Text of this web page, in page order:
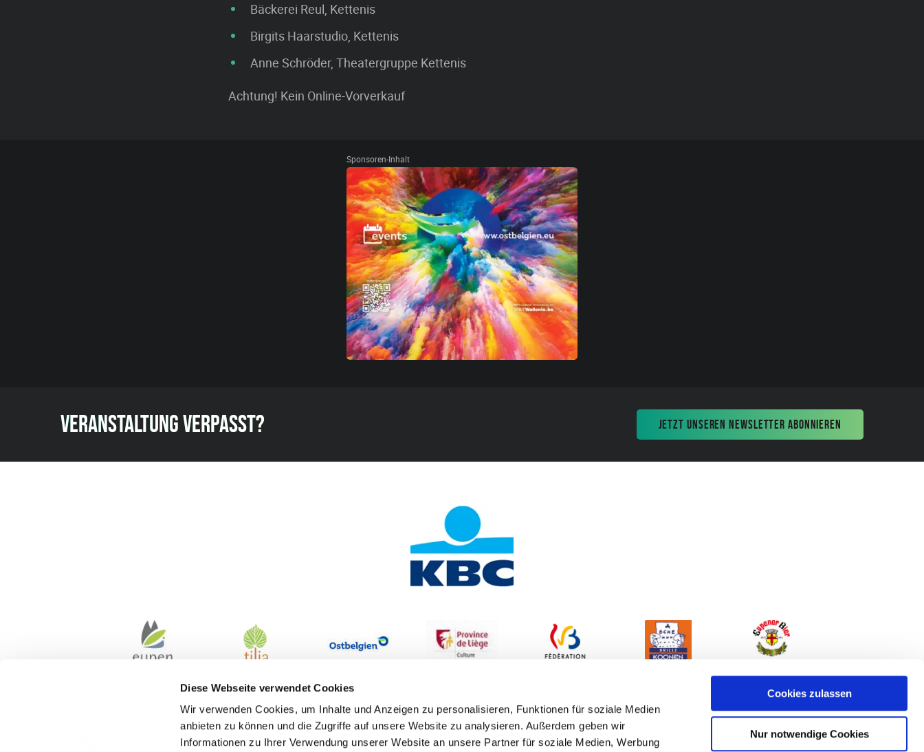
Diese Webseite verwendet Cookies
Wir verwenden Cookies, um Inhalte und Anzeigen zu personalisieren, Funktionen für soziale Medien
anbieten zu können und die Zugriffe auf unsere Website zu analysieren. Außerdem geben wir
Informationen zu Ihrer Verwendung unserer Website an unsere Partner für soziale Medien, Werbung
Cookies zulassen
Nur notwendige Cookies
Bäckerei Reul, Kettenis
Birgits Haarstudio, Kettenis
Anne Schröder, Theatergruppe Kettenis
Achtung! Kein Online-Vorverkauf
Sponsoren-Inhalt
VERANSTALTUNG VERPASST? JETZT UNSEREN NEWSLETTER ABONNIEREN